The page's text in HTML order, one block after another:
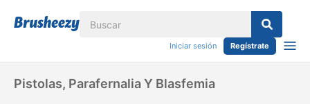
Iniciar sesión Regístrate
Pistolas, Parafernalia Y Blasfemia